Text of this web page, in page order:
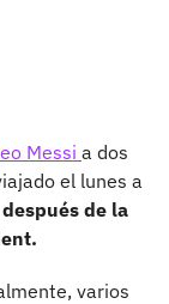
Messi a dos
el lunes a
de la
varios